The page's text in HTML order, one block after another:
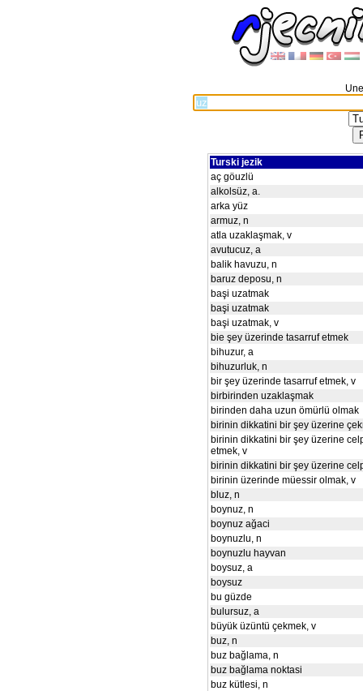
Turski jezik
aç göuzlü
alkolsüz, a.
arka yüz
armuz, n
atla uzaklaşmak, v
avutucuz, a
balik havuzu, n
baruz deposu, n
başi uzatmak
başi uzatmak
başi uzatmak, v
bie şey üzerinde tasarruf etmek
bihuzur, a
bihuzurluk, n
bir şey üzerinde tasarruf etmek, v
birbirinden uzaklaşmak
birinden daha uzun ömürlü olmak
birinin dikkatini bir şey üzerine
birinin dikkatini bir şey üzerine
etmek, v
birinin dikkatini bir şey üzerine
birinin üzerinde müessir olmak, v
bluz, n
boynuz, n
boynuz ağaci
boynuzlu, n
boynuzlu hayvan
boysuz, a
boysuz
bu güzde
bulursuz, a
büyük üzüntü çekmek, v
buz, n
buz bağlama, n
buz bağlama noktasi
buz kütlesi, n